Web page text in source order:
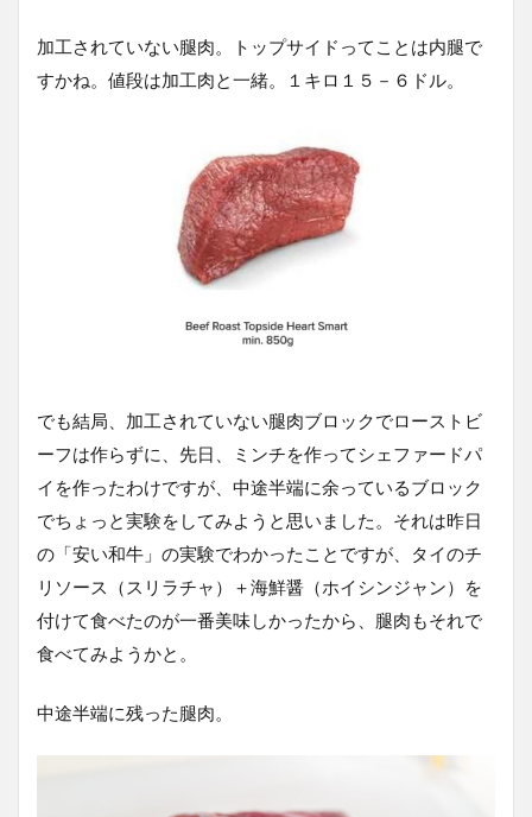
加工されていない腿肉。トップサイドってことは内腿で
すかね。値段は加工肉と一緒。１キロ１５－６ドル。
でも結局、加工されていない腿肉ブロックでローストビ
ーフは作らずに、先日、ミンチを作ってシェファードパ
イを作ったわけですが、中途半端に余っているブロック
でちょっと実験をしてみようと思いました。それは昨日
の「安い和牛」の実験でわかったことですが、タイのチ
リソース（スリラチャ）＋海鮮醤（ホイシンジャン）を
付けて食べたのが一番美味しかったから、腿肉もそれで
食べてみようかと。
中途半端に残った腿肉。